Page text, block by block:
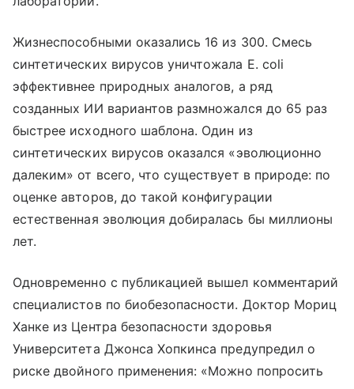
Жизнеспособными оказались 16 из 300. Смесь
синтетических вирусов уничтожала E. coli
эффективнее природных аналогов, а ряд
созданных ИИ вариантов размножался до 65 раз
быстрее исходного шаблона. Один из
синтетических вирусов оказался «эволюционно
далеким» от всего, что существует в природе: по
оценке авторов, до такой конфигурации
естественная эволюция добиралась бы миллионы
лет.
Одновременно с публикацией вышел комментарий
специалистов по биобезопасности. Доктор Мориц
Ханке из Центра безопасности здоровья
Университета Джонса Хопкинса предупредил о
риске двойного применения: «Можно попросить